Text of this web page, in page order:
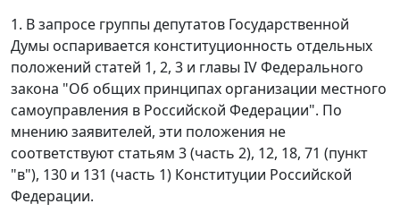
1. В запросе группы депутатов Государственной
Думы оспаривается конституционность отдельных
положений статей 1, 2, 3 и главы IVФедерального
закона "Об общих принципах организации местного
самоуправления в Российской Федерации". По
мнению заявителей, эти положения не
соответствуют статьям 3 (часть 2), 12, 18, 71 (пункт
"в"), 130 и 131 (часть 1) Конституции Российской
Федерации.